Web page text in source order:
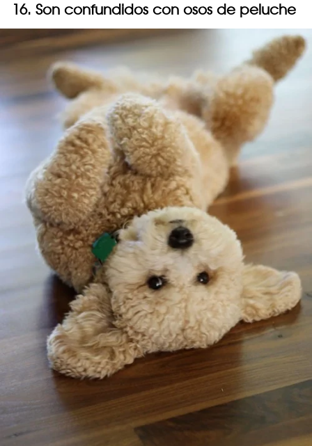
16. Son confundidos con osos de peluche